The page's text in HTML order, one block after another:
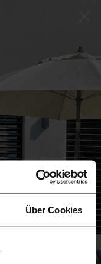
Über Cookies